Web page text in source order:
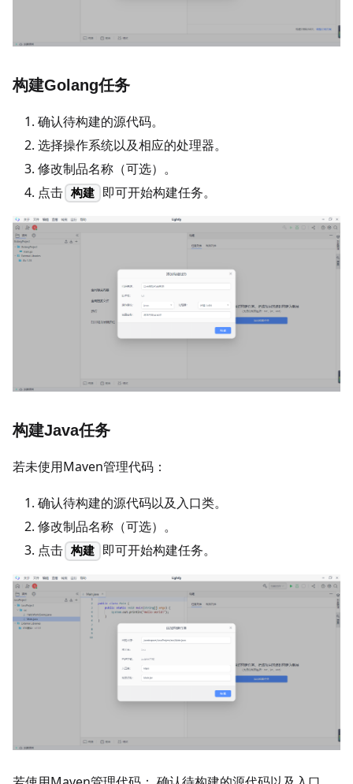
构建Golang任务
确认待构建的源代码。
选择操作系统以及相应的处理器。
修改制品名称（可选）。
点击 构建 即可开始构建任务。
构建Java任务
若未使用Maven管理代码：
确认待构建的源代码以及入口类。
修改制品名称（可选）。
点击 构建 即可开始构建任务。